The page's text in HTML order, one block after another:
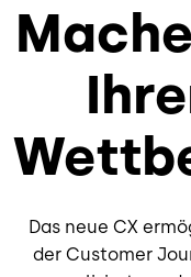
Das neue CX
der Customer